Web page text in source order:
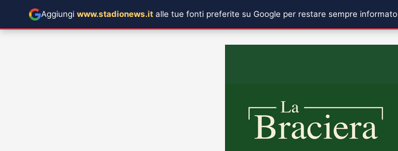
Aggiungi www.stadionews.it alle tue fonti preferite su Google per restare sempre informato